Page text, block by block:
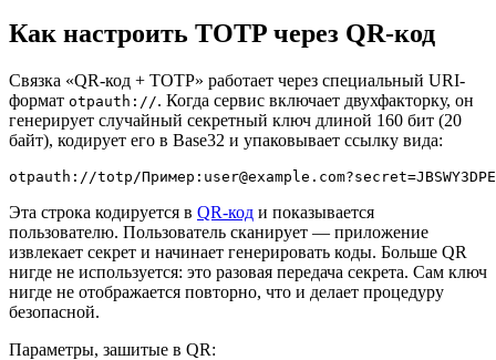
Как настроить TOTP через QR-код
Связка «QR-код + TOTP» работает через специальный URI-
формат otpauth://. Когда сервис включает двухфакторку, он
генерирует случайный секретный ключ длиной 160 бит (20
байт), кодирует его в Base32 и упаковывает ссылку вида:
otpauth://totp/
Эта строка кодируется в QR-код и показывается
пользователю. Пользователь сканирует — приложение
извлекает секрет и начинает генерировать коды. Больше QR
нигде не используется: это разовая передача секрета. Сам ключ
нигде не отображается повторно, что и делает процедуру
безопасной.
Параметры, зашитые в QR: